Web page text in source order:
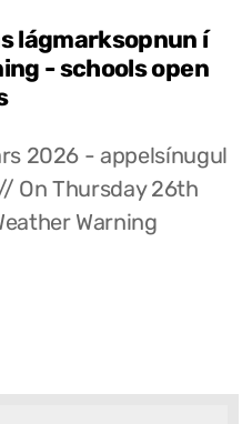
lágmarksopnun í
- schools open
2026 - appelsínugul
On Thursday 26th
Warning